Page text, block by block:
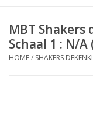
Houtbouw
MBT
Schaal 1 : N/A
HOME/ SHAKERS